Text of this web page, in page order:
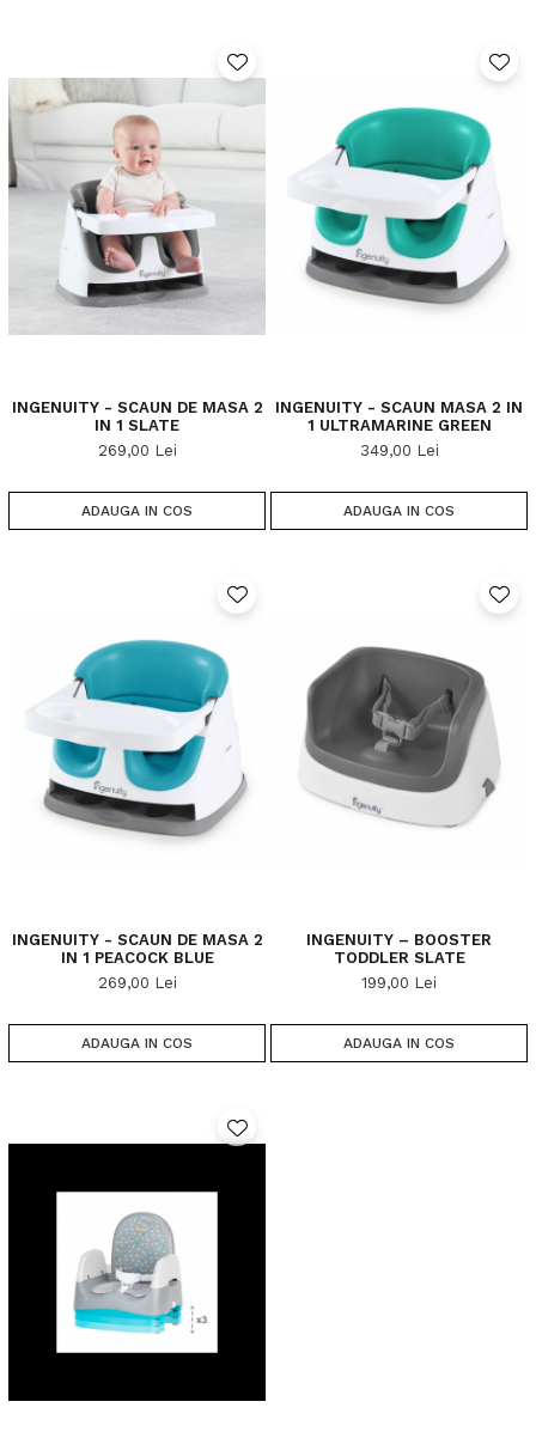
INGENUITY - SCAUN DE MASA 2
IN 1 SLATE
269,00 Lei
ADAUGA IN COS
INGENUITY - SCAUN MASA 2 IN
1 ULTRAMARINE GREEN
349,00 Lei
ADAUGA IN COS
INGENUITY - SCAUN DE MASA 2
IN 1 PEACOCK BLUE
269,00 Lei
ADAUGA IN COS
INGENUITY – BOOSTER
TODDLER SLATE
199,00 Lei
ADAUGA IN COS